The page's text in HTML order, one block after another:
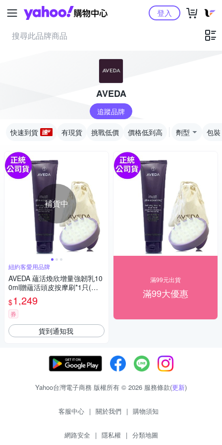
Yahoo購物中心登入
AVEDA
追蹤品牌
快速到貨 有現貨 挑戰低價 價格低到高 劑型 包裝
補貨中
紐約客愛用品牌
AVEDA 蘊活煥欣增量強韌乳10
0ml贈蘊活頭皮按摩刷*1只(附A
VEDA束口袋)(正統公司貨)-即
期良品
$1,249
券
貨到通知我
滿99元出貨
滿99大優惠
Yahoo台灣電子商務 版權所有 © 2026 服務條款(更新)
客服中心 | 關於我們 | 購物須知
網路安全 | 隱私權 | 分類地圖